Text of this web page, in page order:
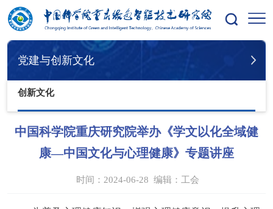
您的位置：首页 党建与创新文化 创新文化
党建与创新文化
创新文化
中国科学院重庆研究院举办《学文以化全域健
康—中国文化与心理健康》专题讲座
时间：2024-06-28 编辑： 工会